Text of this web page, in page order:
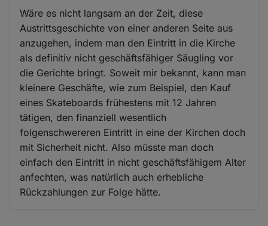
Wäre es nicht langsam an der Zeit, diese
Austrittsgeschichte von einer anderen Seite aus
anzugehen, indem man den Eintritt in die Kirche
als definitiv nicht geschäftsfähiger Säugling vor
die Gerichte bringt. Soweit mir bekannt, kann man
kleinere Geschäfte, wie zum Beispiel, den Kauf
eines Skateboards frühestens mit 12 Jahren
tätigen, den finanziell wesentlich
folgenschwereren Eintritt in eine der Kirchen doch
mit Sicherheit nicht. Also müsste man doch
einfach den Eintritt in nicht geschäftsfähigem Alter
anfechten, was natürlich auch erhebliche
Rückzahlungen zur Folge hätte.